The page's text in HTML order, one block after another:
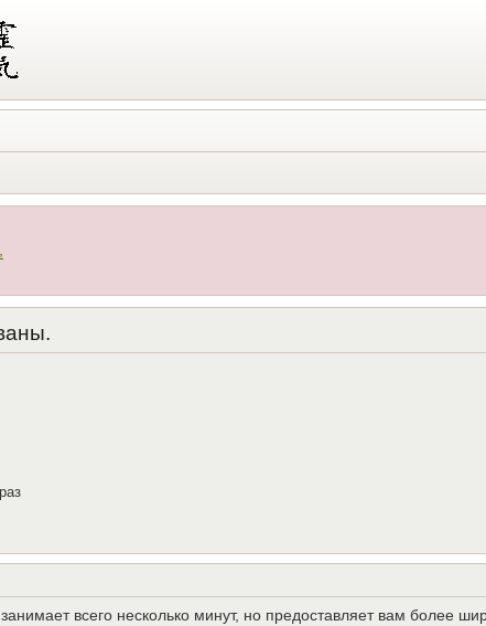
всего несколько минут, но предоставляет вам более